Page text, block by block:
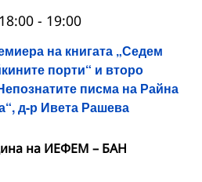
на книгата „Седем
порти“ и второ
писма на Райна
д-р Ивета Рашева
- 19:00
на ИЕФЕМ – БАН